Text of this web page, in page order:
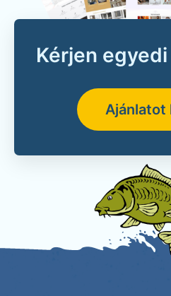
Kérjen
Ajánlatot